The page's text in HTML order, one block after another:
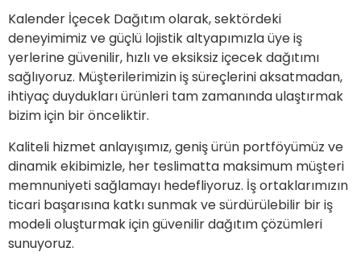
Kalender İçecek Dağıtım olarak, sektördeki
deneyimimiz ve güçlü lojistik altyapımızla üye iş
yerlerine güvenilir, hızlı ve eksiksiz içecek dağıtımı
sağlıyoruz. Müşterilerimizin iş süreçlerini aksatmadan,
ihtiyaç duydukları ürünleri tam zamanında ulaştırmak
bizim için bir önceliktir.
Kaliteli hizmet anlayışımız, geniş ürün portföyümüz ve
dinamik ekibimizle, her teslimatta maksimum müşteri
memnuniyeti sağlamayı hedefliyoruz. İş ortaklarımızın
ticari başarısına katkı sunmak ve sürdürülebilir bir iş
modeli oluşturmak için güvenilir dağıtım çözümleri
sunuyoruz.